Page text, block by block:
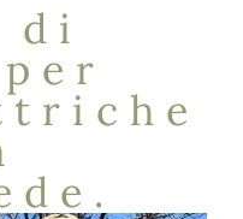
di